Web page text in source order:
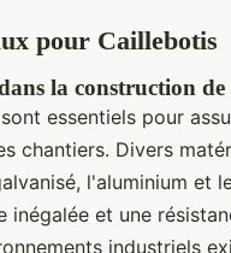
pour Caillebotis
la construction
sont essentiels pour
chantiers. Divers
l'aluminium et
inégalée et une
industriels